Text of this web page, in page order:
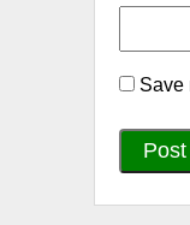
Save